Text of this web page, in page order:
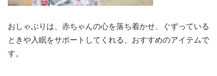
おしゃぶりは、赤ちゃんの心を落ち着かせ、ぐずっている
ときや入眠をサポートしてくれる、おすすめのアイテムで
す。